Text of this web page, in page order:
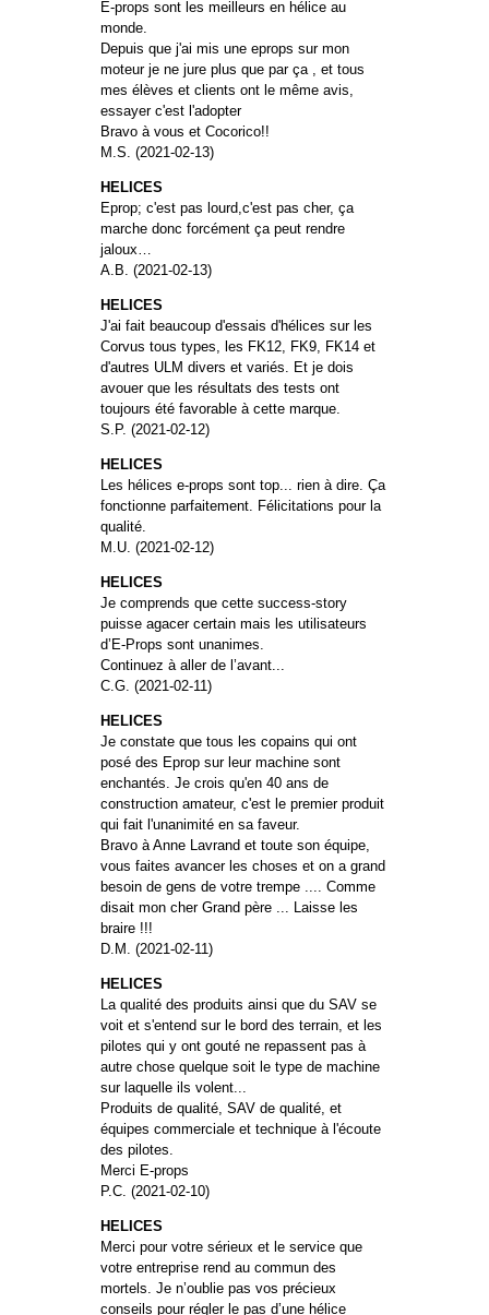
E-props sont les meilleurs en hélice au
monde.
Depuis que j'ai mis une eprops sur mon
moteur je ne jure plus que par ça , et tous
mes élèves et clients ont le même avis,
essayer c'est l'adopter
Bravo à vous et Cocorico!!
M.S. (2021-02-13)
HELICES
Eprop; c'est pas lourd,c'est pas cher, ça
marche donc forcément ça peut rendre
jaloux…
A.B. (2021-02-13)
HELICES
J'ai fait beaucoup d'essais d'hélices sur les
Corvus tous types, les FK12, FK9, FK14 et
d'autres ULM divers et variés. Et je dois
avouer que les résultats des tests ont
toujours été favorable à cette marque.
S.P. (2021-02-12)
HELICES
Les hélices e-props sont top... rien à dire. Ça
fonctionne parfaitement. Félicitations pour la
qualité.
M.U. (2021-02-12)
HELICES
Je comprends que cette success-story
puisse agacer certain mais les utilisateurs
d’E-Props sont unanimes.
Continuez à aller de l’avant...
C.G. (2021-02-11)
HELICES
Je constate que tous les copains qui ont
posé des Eprop sur leur machine sont
enchantés. Je crois qu'en 40 ans de
construction amateur, c'est le premier produit
qui fait l'unanimité en sa faveur.
Bravo à Anne Lavrand et toute son équipe,
vous faites avancer les choses et on a grand
besoin de gens de votre trempe .... Comme
disait mon cher Grand père ... Laisse les
braire !!!
D.M. (2021-02-11)
HELICES
La qualité des produits ainsi que du SAV se
voit et s'entend sur le bord des terrain, et les
pilotes qui y ont gouté ne repassent pas à
autre chose quelque soit le type de machine
sur laquelle ils volent...
Produits de qualité, SAV de qualité, et
équipes commerciale et technique à l'écoute
des pilotes.
Merci E-props
P.C. (2021-02-10)
HELICES
Merci pour votre sérieux et le service que
votre entreprise rend au commun des
mortels. Je n’oublie pas vos précieux
conseils pour régler le pas d’une hélice